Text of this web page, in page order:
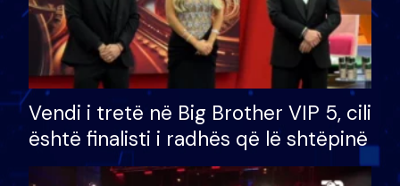
Vendi i tretë në Big Brother VIP 5, cili
është finalisti i radhës që lë shtëpinë